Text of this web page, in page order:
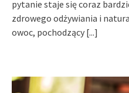
pytanie staje się coraz
zdrowego odżywiania i
owoc, pochodzący [...]